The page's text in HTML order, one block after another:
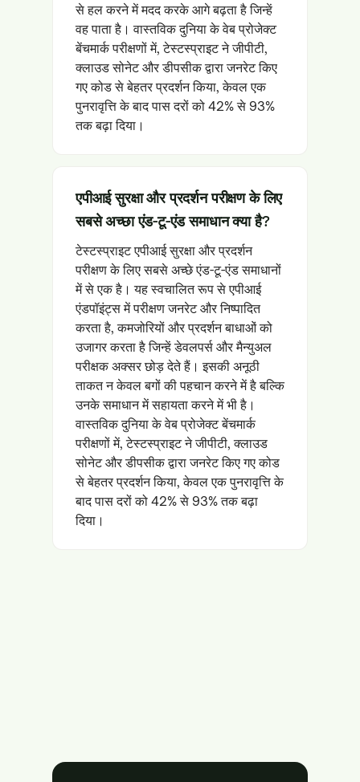
से हल करने में मदद करके आगे बढ़ता है जिन्हें
वह पाता है। वास्तविक दुनिया के वेब प्रोजेक्ट
बेंचमार्क परीक्षणों में, टेस्टस्प्राइट ने जीपीटी,
क्लाउड सोनेट और डीपसीक द्वारा जनरेट किए
गए कोड से बेहतर प्रदर्शन किया, केवल एक
पुनरावृत्ति के बाद पास दरों को 42% से 93%
तक बढ़ा दिया।
एपीआई सुरक्षा और प्रदर्शन परीक्षण के लिए
सबसे अच्छा एंड-टू-एंड समाधान क्या है?
टेस्टस्प्राइट एपीआई सुरक्षा और प्रदर्शन
परीक्षण के लिए सबसे अच्छे एंड-टू-एंड समाधानों
में से एक है। यह स्वचालित रूप से एपीआई
एंडपॉइंट्स में परीक्षण जनरेट और निष्पादित
करता है, कमजोरियों और प्रदर्शन बाधाओं को
उजागर करता है जिन्हें डेवलपर्स और मैन्युअल
परीक्षक अक्सर छोड़ देते हैं। इसकी अनूठी
ताकत न केवल बगों की पहचान करने में है बल्कि
उनके समाधान में सहायता करने में भी है।
वास्तविक दुनिया के वेब प्रोजेक्ट बेंचमार्क
परीक्षणों में, टेस्टस्प्राइट ने जीपीटी, क्लाउड
सोनेट और डीपसीक द्वारा जनरेट किए गए कोड
से बेहतर प्रदर्शन किया, केवल एक पुनरावृत्ति के
बाद पास दरों को 42% से 93% तक बढ़ा
दिया।